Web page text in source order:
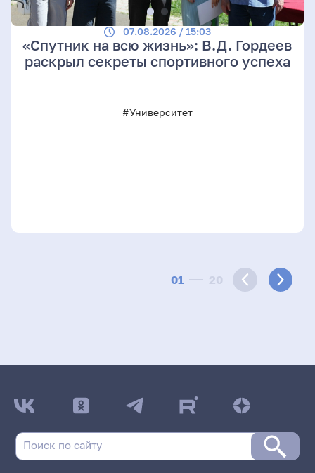
01 20
07.08.2026 / 15:03
«Спутник на всю жизнь»: В.Д. Гордеев
раскрыл секреты спортивного успеха
#Университет